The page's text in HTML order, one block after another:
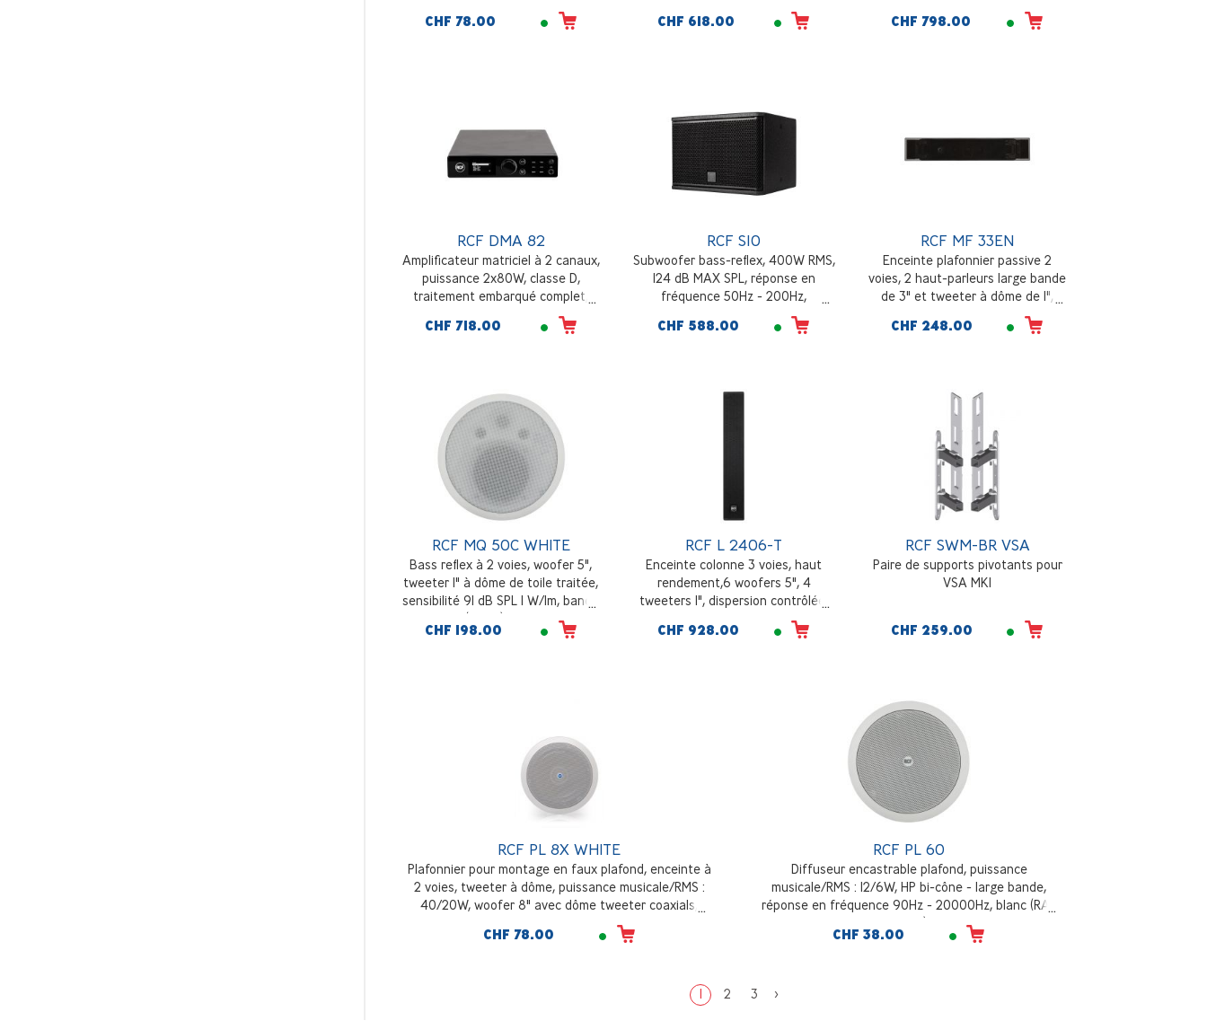
CHF 78.00
ou en rack
CHF 618.00
ou en rack
CHF 798.00
RCF DMA 82
Amplificateur matriciel à 2 canaux,
puissance 2x80W, classe D,
traitement embarqué complet,
architecture multi-pièce flexible et
évolutive, installation en desktop
CHF 718.00
RCF S10
Subwoofer bass-reflex, 400W RMS,
124 dB MAX SPL, réponse en
fréquence 50Hz - 200Hz,
sensibilité 92dB, woofer 10", noir
CHF 588.00
RCF MF 33EN
Enceinte plafonnier passive 2
voies, 2 haut-parleurs large bande
de 3" et tweeter à dôme de 1",
puissance commutable, sensibilité
de 88 dB, réponse en fréquence
CHF 248.00
RCF MQ 50C WHITE
Bass reflex à 2 voies, woofer 5",
tweeter 1" à dôme de toile traitée,
sensibilité 91 dB SPL 1 W/1m, bande
passante (-10dB) 70 - 20000 Hz,
niveau de pression sonore à la
CHF 198.00
RCF L 2406-T
Enceinte colonne 3 voies, haut
rendement,6 woofers 5", 4
tweeters 1", dispersion contrôlée,
réponse en fréquence 100 -
20000Hz, 126dB SPL max, noir
CHF 928.00
RCF SWM-BR VSA
Paire de supports pivotants pour
VSA MKI
CHF 259.00
RCF PL 8X WHITE
Plafonnier pour montage en faux plafond, enceinte à
2 voies, tweeter à dôme, puissance musicale/RMS :
40/20W, woofer 8" avec dôme tweeter coaxials,
niveau de pression sonore à la puissance musicale
109dB/1m, blanc (RAL 9003)
CHF 78.00
RCF PL 60
Diffuseur encastrable plafond, puissance
musicale/RMS : 12/6W, HP bi-cône - large bande,
réponse en fréquence 90Hz - 20000Hz, blanc (RAL
9003)
CHF 38.00
1 2 3 >